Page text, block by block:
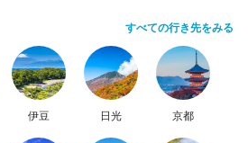
すべての行き先をみる
伊豆 日光 京都